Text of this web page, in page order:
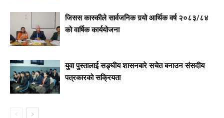
जिसस कास्कीले सार्वजनिक गर्‍यो आर्थिक वर्ष २०८३/८४
को वार्षिक कार्ययोजना
युवा पुस्तालाई सङ्घीय शासनबारे सचेत बनाउन संसदीय
पत्रकारको सक्रियता